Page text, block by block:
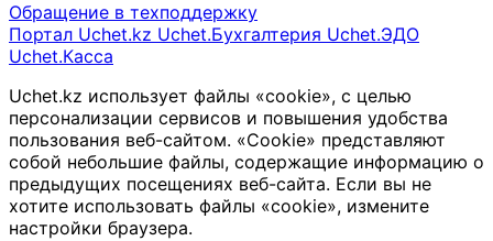
Обращение в техподдержку
Портал Uchet.kz Uchet.Бухгалтерия Uchet.ЭДО
Uchet.Касса
Uchet.kz использует файлы «cookie», с целью
персонализации сервисов и повышения удобства
пользования веб-сайтом. «Cookie» представляют
собой небольшие файлы, содержащие информацию о
предыдущих посещениях веб-сайта. Если вы не
хотите использовать файлы «cookie», измените
настройки браузера.